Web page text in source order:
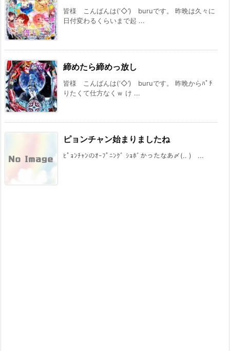
皆様 こんばんは(‘◇’)ゞburuです。 昨晩は久々に
日付変わるくらいまで起 ...
締めたら締めっ放し
皆様 こんばんは(‘◇’)ゞburuです。 昨晩からﾊﾟﾁ
りたくて仕方なくｗ け ...
ピョンチャン始まりましたね
ﾋﾟｮﾝﾁｬﾝのｵｰﾌﾟﾆﾝｸﾞ ｼｮﾎﾞかったなあ〆(.. ) ...